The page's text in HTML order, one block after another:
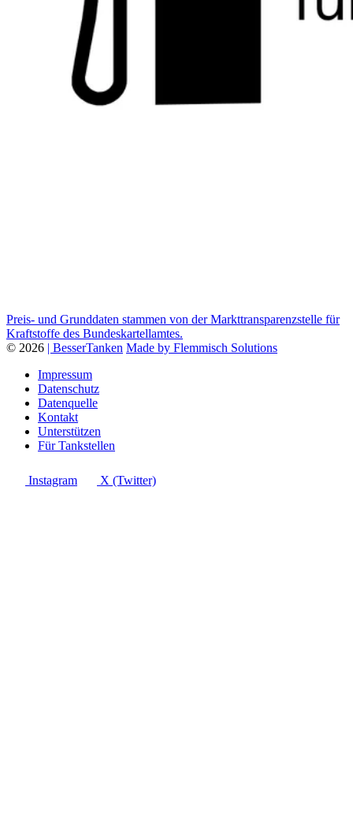
Preis- und Grunddaten stammen von der Markttransparenzstelle für
Kraftstoffe des Bundeskartellamtes.
© 2026 | BesserTanken Made by Flemmisch Solutions
Impressum
Datenschutz
Datenquelle
Kontakt
Unterstützen
Für Tankstellen
Instagram X (Twitter)